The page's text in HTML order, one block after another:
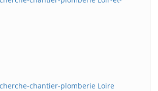
chantier-plomberie Loire